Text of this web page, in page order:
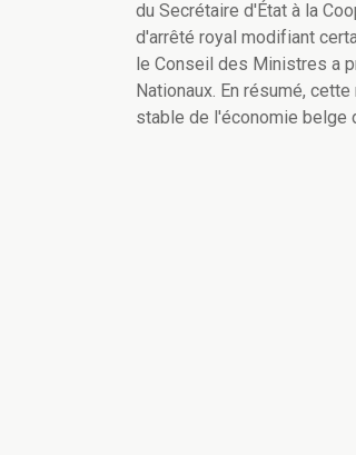
du Secrétaire d'État à la
d'arrêté royal modifiant
le Conseil des Ministres a
Nationaux. En résumé,
stable de l'économie belge